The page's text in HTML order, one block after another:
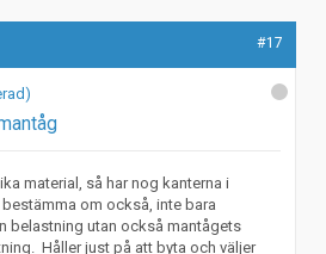
#17
material, så har nog kanterna i
om också, inte bara
belastning utan också mantågets
Håller just på att byta och väljer